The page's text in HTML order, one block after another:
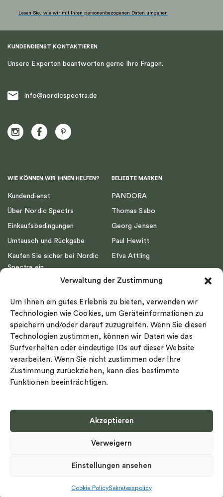
Verwaltung der Zustimmung
Um Ihnen ein gutes Erlebnis zu bieten, verwenden wir
Technologien wie Cookies, um Geräteinformationen zu
speichern und/oder darauf zuzugreifen. Wenn Sie diesen
Technologien zustimmen, können wir Daten wie das
Surfverhalten oder eindeutige IDs auf dieser Website
verarbeiten. Wenn Sie nicht zustimmen oder Ihre
Zustimmung zurückziehen, kann dies bestimmte
Funktionen beeinträchtigen.
Akzeptieren
Verweigern
Einstellungen ansehen
Cookie PolicySekretesspolicy
Lesen Sie, wie wir mit Ihren personenbezogenen Daten umgehen
KUNDENDIENST KONTAKTIEREN
Unsere Experten beantworten gerne Ihre Fragen.
info@nordicspectra.de
WIE KÖNNEN WIR IHNEN HELFEN?
Kundendienst
Über Nordic Spectra
Einkaufsbedingungen
Umtausch und Rückgabe
Kaufen Sie sicher bei Nordic
Spectra ein
Impressum
Ringgröße
Widerrufsrecht
Cookie-policy
Sekretesspolicy
BELIEBTE MARKEN
PANDORA
Thomas Sabo
Georg Jensen
Paul Hewitt
Efva Attling
Drakenberg Sjölin
Nordic Spectra
Select country
Datenschutz-Bestimmungen
Urheberrecht 2026 Nordic Spectra Alle Rechte vorbehalten